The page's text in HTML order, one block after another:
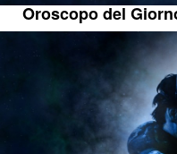
Oroscopo del